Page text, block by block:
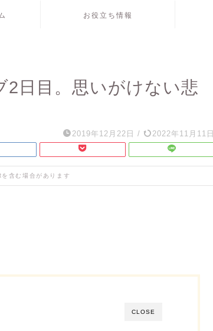
お役立ち情報
2日目。思いがけない悲
2019年12月22日 / 2022年11月11日
含む場合があります
CLOSE